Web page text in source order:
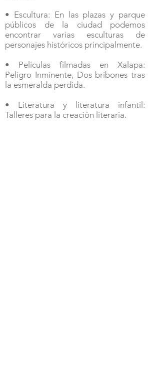
• Escultura: En las plazas y parque
públicos de la ciudad podemos
encontrar varias esculturas de
personajes históricos principalmente.
• Películas filmadas en Xalapa:
Peligro Inminente, Dos bribones tras
la esmeralda perdida.
• Literatura y literatura infantil:
Talleres para la creación literaria.